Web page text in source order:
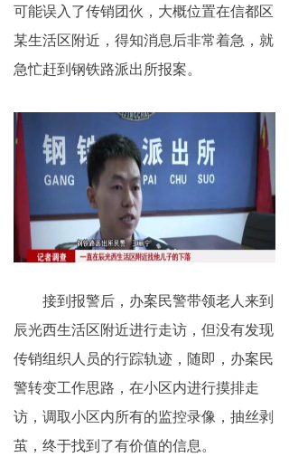
传销案例
违规直销
专家论点
揭秘传销
直销与传销详解
反传销论坛
反传销问答
可能误入了传销团伙，大概位置在信都区
某生活区附近，得知消息后非常着急，就
急忙赶到钢铁路派出所报案。
接到报警后，办案民警带领老人来到
辰光西生活区附近进行走访，但没有发现
传销组织人员的行踪轨迹，随即，办案民
警转变工作思路，在小区内进行摸排走
访，调取小区内所有的监控录像，抽丝剥
茧，终于找到了有价值的信息。